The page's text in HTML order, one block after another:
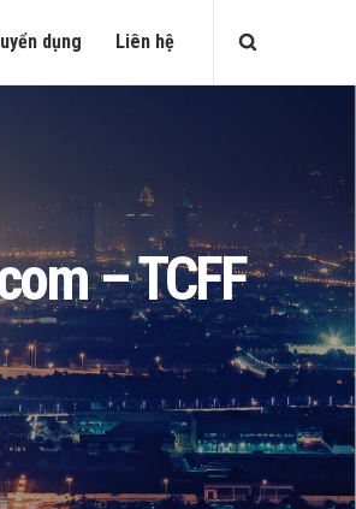
dụng Liên hệ
– TCFF